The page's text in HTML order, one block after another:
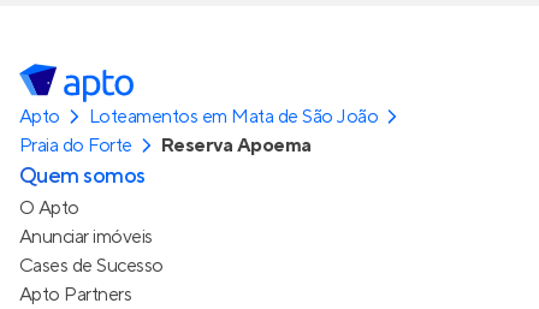
Apto
Loteamentos em Mata de São João
Praia do Forte
Reserva Apoema
Quem somos
O Apto
Anunciar imóveis
Cases de Sucesso
Apto Partners